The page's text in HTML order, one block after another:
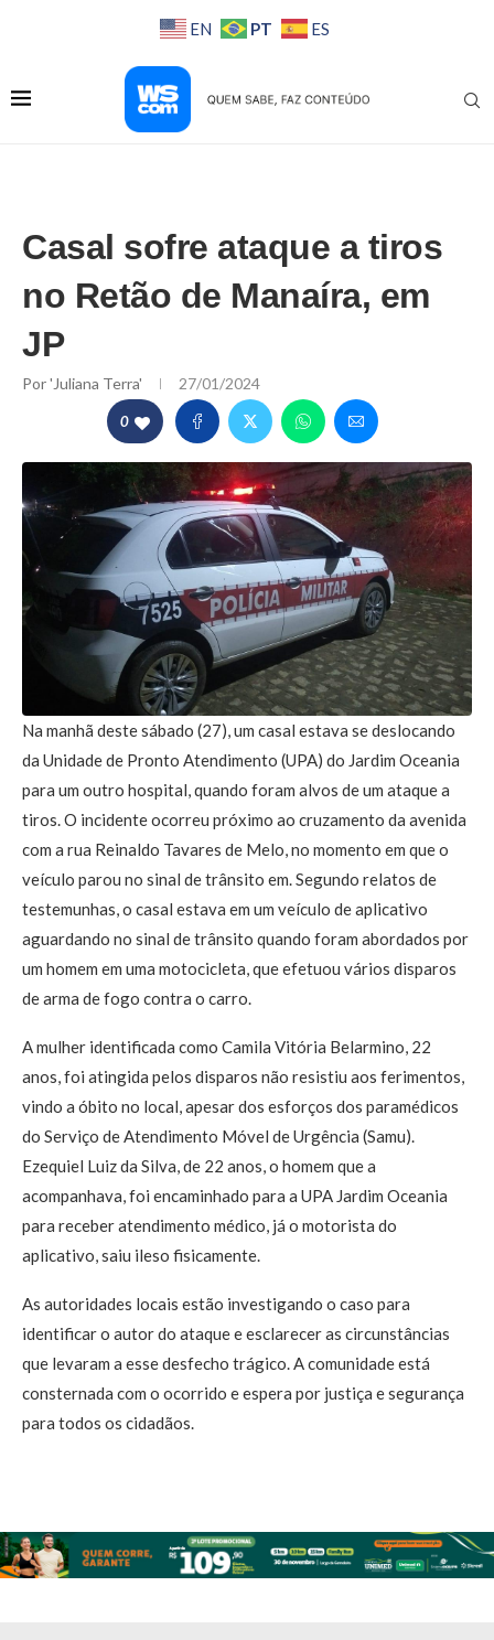
EN PT ES
Casal sofre ataque a tiros
no Retão de Manaíra, em
JP
Por'Juliana Terra' 27/01/2024
0
Na manhã deste sábado (27), um casal estava se deslocando
da Unidade de Pronto Atendimento (UPA) do Jardim Oceania
para um outro hospital, quando foram alvos de um ataque a
tiros. O incidente ocorreu próximo ao cruzamento da avenida
com a rua Reinaldo Tavares de Melo, no momento em que o
veículo parou no sinal de trânsito em. Segundo relatos de
testemunhas, o casal estava em um veículo de aplicativo
aguardando no sinal de trânsito quando foram abordados por
um homem em uma motocicleta, que efetuou vários disparos
de arma de fogo contra o carro.
A mulher identificada como Camila Vitória Belarmino, 22
anos, foi atingida pelos disparos não resistiu aos ferimentos,
vindo a óbito no local, apesar dos esforços dos paramédicos
do Serviço de Atendimento Móvel de Urgência (Samu).
Ezequiel Luiz da Silva, de 22 anos, o homem que a
acompanhava, foi encaminhado para a UPA Jardim Oceania
para receber atendimento médico, já o motorista do
aplicativo, saiu ileso fisicamente.
As autoridades locais estão investigando o caso para
identificar o autor do ataque e esclarecer as circunstâncias
que levaram a esse desfecho trágico. A comunidade está
consternada com o ocorrido e espera por justiça e segurança
para todos os cidadãos.